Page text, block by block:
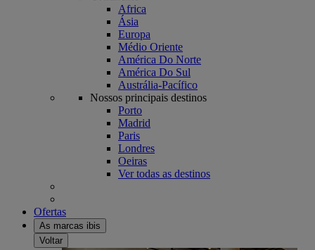
Africa
Ásia
Europa
Médio Oriente
América Do Norte
América Do Sul
Austrália-Pacífico
Nossos principais destinos
Porto
Madrid
Paris
Londres
Oeiras
Ver todas as destinos
Ofertas
As marcas ibis
Voltar